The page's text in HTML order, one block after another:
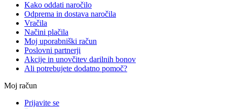
Kako oddati naročilo
Odprema in dostava naročila
Vračila
Načini plačila
Moj uporabniški račun
Poslovni partnerji
Akcije in unovčitev darilnih bonov
Ali potrebujete dodatno pomoč?
Moj račun
Prijavite se